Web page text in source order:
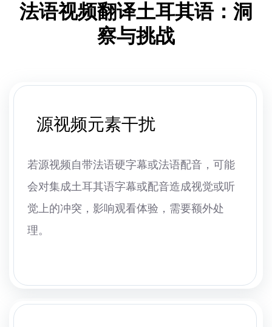
法语视频翻译土耳其语：洞
察与挑战
源视频元素干扰
若源视频自带法语硬字幕或法语配音，可能
会对集成土耳其语字幕或配音造成视觉或听
觉上的冲突，影响观看体验，需要额外处
理。